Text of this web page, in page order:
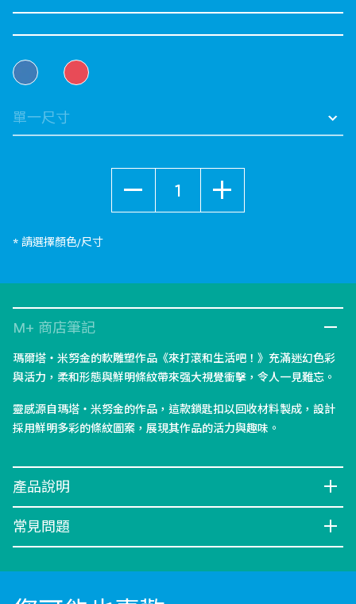
選擇 顏色
* 請選擇顏色/尺寸
M+ 商店筆記
瑪爾塔・米努金的軟雕塑作品《來打滾和生活吧！》充滿迷幻色彩
與活力，柔和形態與鮮明條紋帶來强大視覺衝擊，令人一見難忘。
靈感源自瑪塔・米努金的作品，這款鎖匙扣以回收材料製成，設計
採用鮮明多彩的條紋圖案，展現其作品的活力與趣味。
產品說明
常見問題